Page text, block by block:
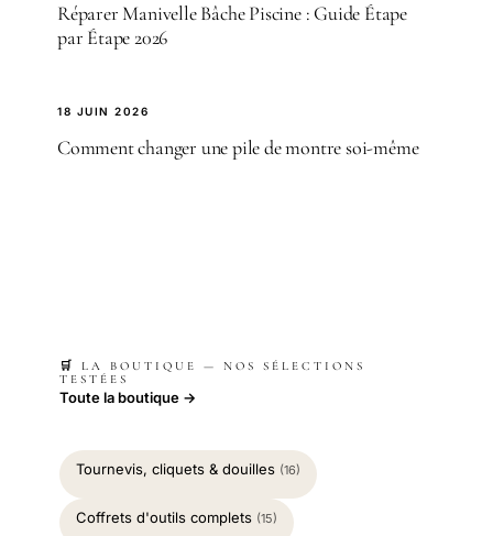
Réparer Manivelle Bâche Piscine : Guide Étape
par Étape 2026
18 JUIN 2026
Comment changer une pile de montre soi-même
🛒 LA BOUTIQUE — NOS SÉLECTIONS
TESTÉES
Toute la boutique →
Tournevis, cliquets & douilles (16)
Coffrets d'outils complets (15)